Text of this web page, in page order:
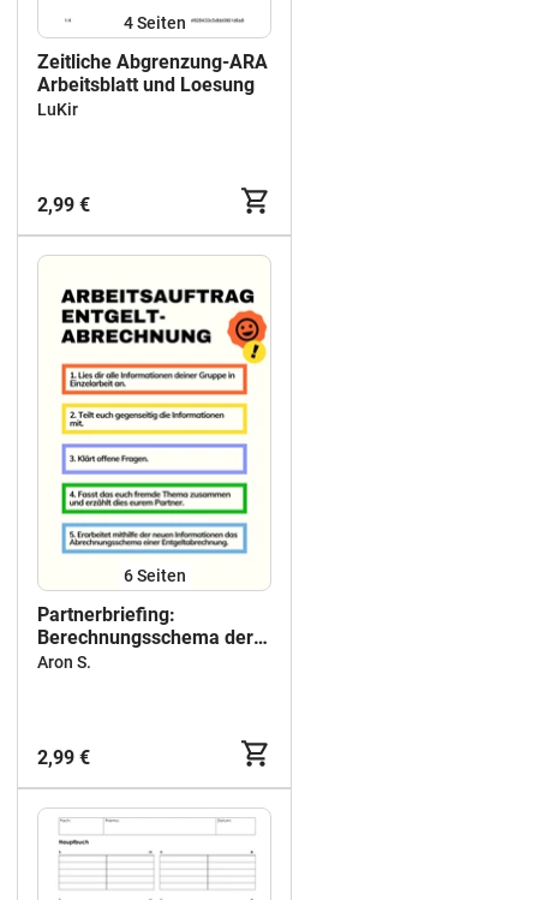
4Seiten
Zeitliche Abgrenzung-ARA
Arbeitsblatt und Loesung
LuKir
2,99 €
6Seiten
Partnerbriefing:
Berechnungsschema der
Entgeltabrechnung (2025)
Aron S.
2,99 €